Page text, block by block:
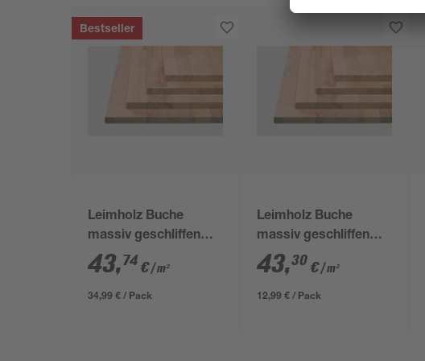
Bestseller
Leimholz Buche
massiv geschliffen
2000 x 400 x 18 mm
43,74 €/ m²
34,99 € / Pack
Leimholz Buche
massiv geschliffen
1500 x 200 x 18 mm
43,30 €/ m²
12,99 € / Pack